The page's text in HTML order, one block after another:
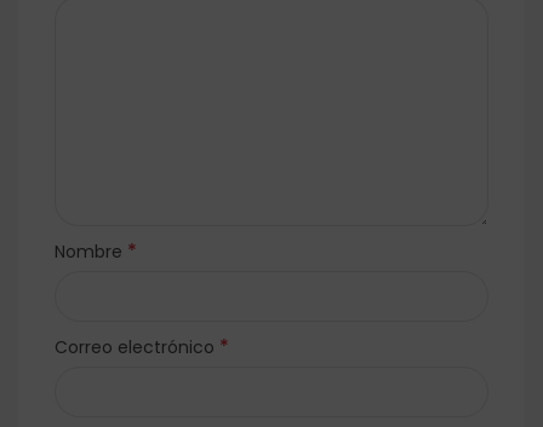
Nombre *
Correo electrónico *